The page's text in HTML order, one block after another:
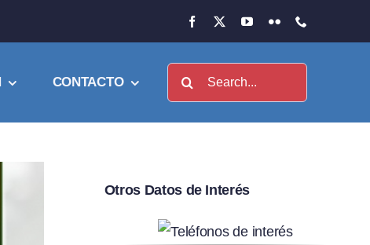
CONTACTO Buscar:
Otros Datos de Interés